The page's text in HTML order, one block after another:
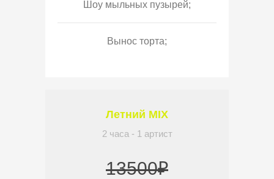
Шоу мыльных пузырей;
Вынос торта;
Летний MIX
2 часа - 1 артист
13500₽